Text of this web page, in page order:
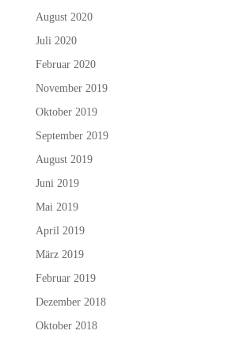
August 2020
Juli 2020
Februar 2020
November 2019
Oktober 2019
September 2019
August 2019
Juni 2019
Mai 2019
April 2019
März 2019
Februar 2019
Dezember 2018
Oktober 2018